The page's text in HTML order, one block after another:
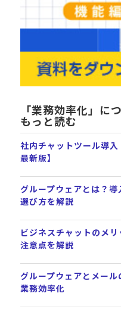
「業務効率化」に
もっと読む
社内チャットツール導
最新版】
グループウェアとは？
選び方を解説
ビジネスチャットのメ
注意点を解説
グループウェアとメー
業務効率化